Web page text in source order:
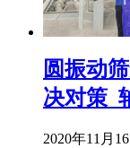
圆振动
决对策_
2020年11月